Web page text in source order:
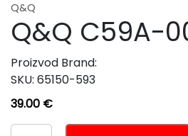
Q&Q
Q&Q C59A-
SKU: 65150-593
Proizvod Brand:
39.00 €
Q&Q